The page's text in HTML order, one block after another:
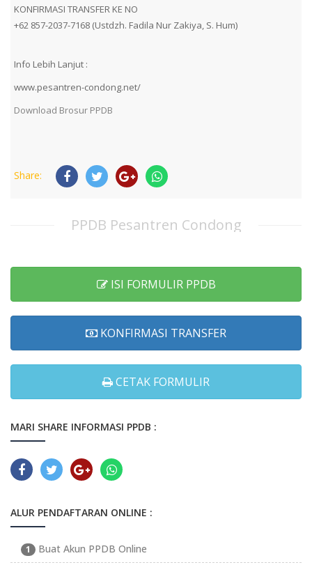
KONFIRMASI TRANSFER KE NO
+62 857-2037-7168 (Ustdzh. Fadila Nur Zakiya, S. Hum)
Info Lebih Lanjut :
www.pesantren-condong.net/
Download Brosur PPDB
Share:
PPDB Pesantren Condong
ISI FORMULIR PPDB
KONFIRMASI TRANSFER
CETAK FORMULIR
MARI SHARE INFORMASI PPDB :
ALUR PENDAFTARAN ONLINE :
1 Buat Akun PPDB Online